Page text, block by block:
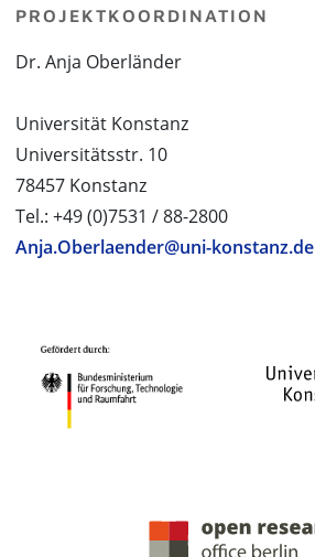
PROJEKTKOORDINATION
Dr. Anja Oberländer
Universität Konstanz
Universitätsstr. 10
78457 Konstanz
Tel.: +49 (0)7531 / 88-2800
Anja.Oberlaender@uni-konstanz.de